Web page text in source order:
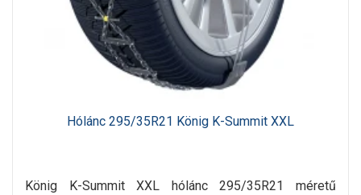
Hólánc 295/35R21 König K-Summit XXL
König K-Summit XXL hólánc 295/35R21 méretű